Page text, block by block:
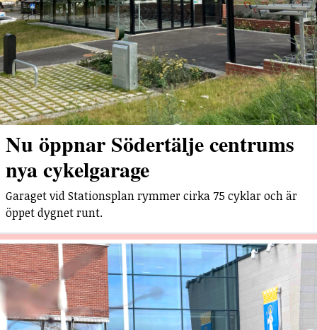
Nu öppnar Södertälje centrums
nya cykelgarage
Garaget vid Stationsplan rymmer cirka 75 cyklar och är
öppet dygnet runt.